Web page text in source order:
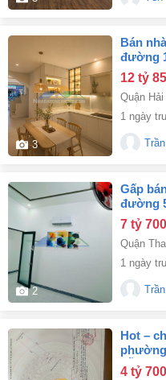
3
bán nhà mặt tiền cao thắng 3 tầng 52m²,
đường
12 tỷ
Quận Hải
1 ngày
2
gấp bán nhà phần lăng 9 3 tầng 76,5m²,
đường
7 tỷ
Quận
1 ngày
hot – chính chủ cần bán đất vị trí đẹp tại
nẵng
4 tỷ